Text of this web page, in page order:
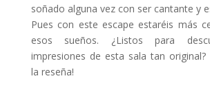
soñado alguna vez con ser cantante y
Pues con este escape estaréis más
esos sueños. ¿Listos para
impresiones de esta sala tan original?
la reseña!